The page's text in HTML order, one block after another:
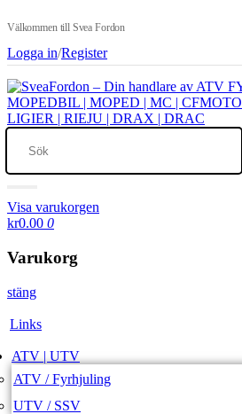
Välkommen till Svea Fordon
Logga in/Register
Visa varukorgen
kr0.00 0
Varukorg
stäng
Links
ATV | UTV
ATV / Fyrhjuling
UTV / SSV